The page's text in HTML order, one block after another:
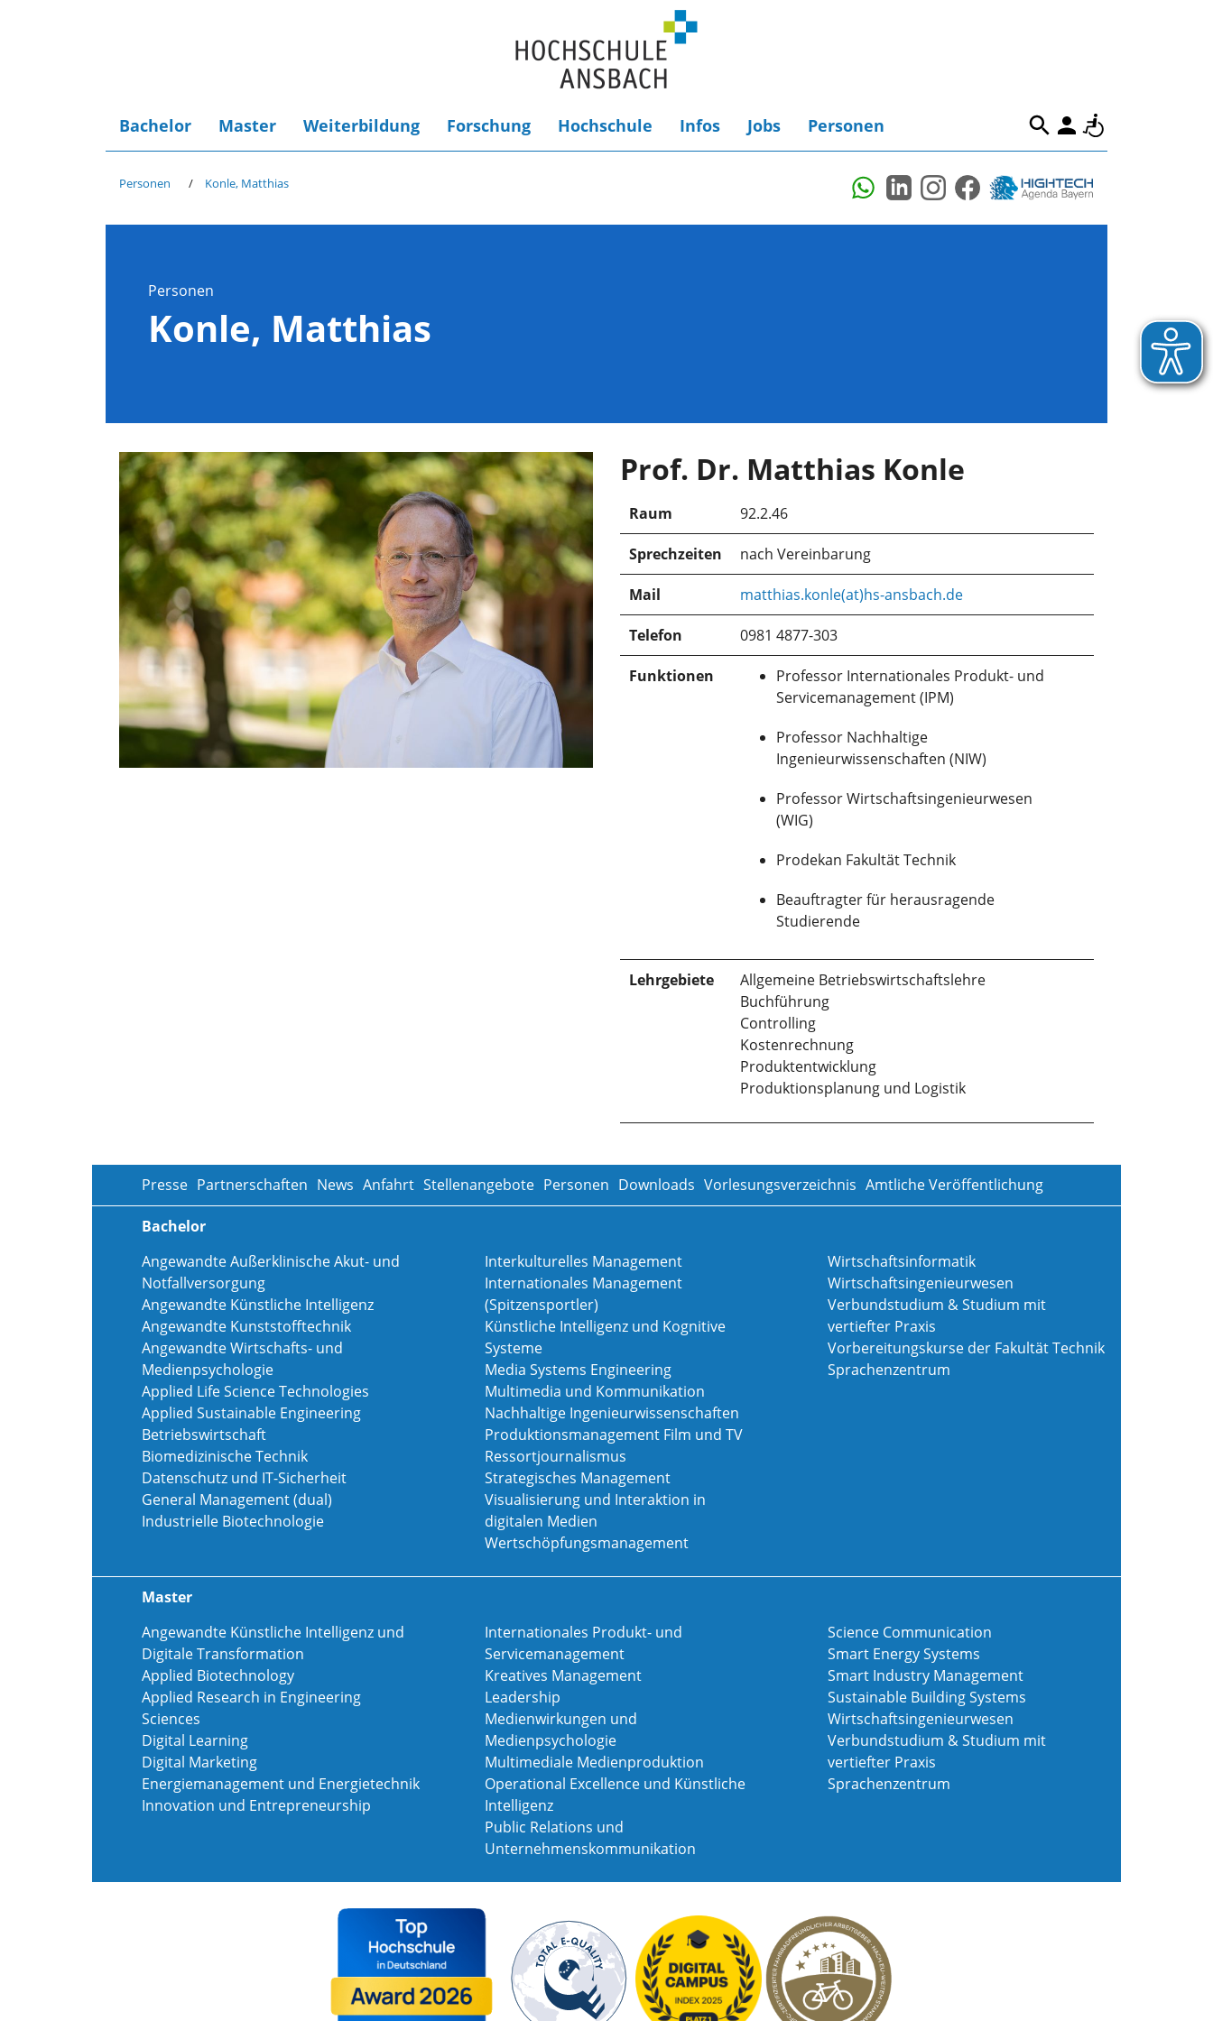
Bachelor Master Weiterbildung Forschung Hochschule Infos Jobs Personen
Personen Konle, Matthias
Personen
Konle, Matthias
Prof. Dr. Matthias Konle
Raum 92.2.46
Sprechzeiten nach Vereinbarung
Mail matthias.konle(at)hs-ansbach.de
Telefon 0981 4877-303
Funktionen
Professor Internationales Produkt- und
Servicemanagement (IPM)
Professor Nachhaltige
Ingenieurwissenschaften (NIW)
Professor Wirtschaftsingenieurwesen
(WIG)
Prodekan Fakultät Technik
Beauftragter für herausragende
Studierende
Lehrgebiete
Allgemeine Betriebswirtschaftslehre
Buchführung
Controlling
Kostenrechnung
Produktentwicklung
Produktionsplanung und Logistik
Presse Partnerschaften News Anfahrt Stellenangebote Personen Downloads Vorlesungsverzeichnis Amtliche Veröffentlichung
Bachelor
Angewandte Außerklinische Akut- und
Notfallversorgung
Angewandte Künstliche Intelligenz
Angewandte Kunststofftechnik
Angewandte Wirtschafts- und
Medienpsychologie
Applied Life Science Technologies
Applied Sustainable Engineering
Betriebswirtschaft
Biomedizinische Technik
Datenschutz und IT-Sicherheit
General Management (dual)
Industrielle Biotechnologie
Interkulturelles Management
Internationales Management
(Spitzensportler)
Künstliche Intelligenz und Kognitive
Systeme
Media Systems Engineering
Multimedia und Kommunikation
Nachhaltige Ingenieurwissenschaften
Produktionsmanagement Film und TV
Ressortjournalismus
Strategisches Management
Visualisierung und Interaktion in
digitalen Medien
Wertschöpfungsmanagement
Wirtschaftsinformatik
Wirtschaftsingenieurwesen
Verbundstudium & Studium mit
vertiefter Praxis
Vorbereitungskurse der Fakultät Technik
Sprachenzentrum
Master
Angewandte Künstliche Intelligenz und
Digitale Transformation
Applied Biotechnology
Applied Research in Engineering
Sciences
Digital Learning
Digital Marketing
Energiemanagement und Energietechnik
Innovation und Entrepreneurship
Internationales Produkt- und
Servicemanagement
Kreatives Management
Leadership
Medienwirkungen und
Medienpsychologie
Multimediale Medienproduktion
Operational Excellence und Künstliche
Intelligenz
Public Relations und
Unternehmenskommunikation
Science Communication
Smart Energy Systems
Smart Industry Management
Sustainable Building Systems
Wirtschaftsingenieurwesen
Verbundstudium & Studium mit
vertiefter Praxis
Sprachenzentrum